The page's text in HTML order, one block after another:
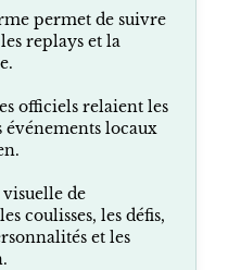
permet de suivre
replays et la
officiels relaient les
événements locaux
de
coulisses, les défis,
et les